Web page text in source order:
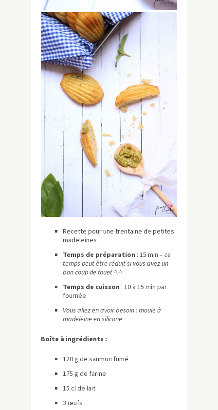
Recette pour une trentaine de petites
madeleines
Temps de préparation : 15 min –ce
temps peut être réduit si vous avez un
bon coup de fouet ^.^
Temps de cuisson : 10 à 15 min par
fournée
Vous allez en avoir besoin : moule à
madeleine en silicone
Boîte à ingrédients :
120 g de saumon fumé
175 g de farine
15 cl de lait
3 œufs